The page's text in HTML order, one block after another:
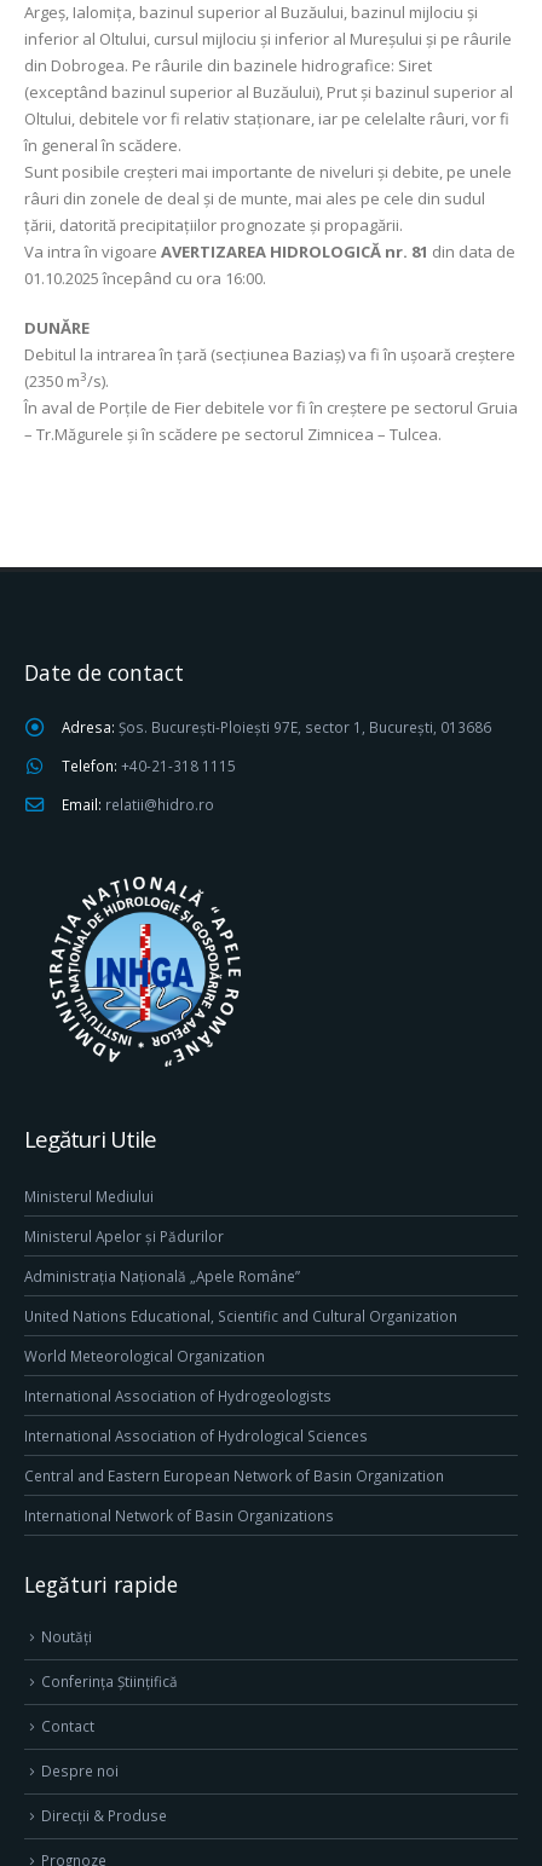
Argeș, Ialomița, bazinul superior al Buzăului, bazinul mijlociu și
inferior al Oltului, cursul mijlociu și inferior al Mureșului și pe râurile
din Dobrogea. Pe râurile din bazinele hidrografice: Siret
(exceptând bazinul superior al Buzăului), Prut și bazinul superior al
Oltului, debitele vor fi relativ staționare, iar pe celelalte râuri, vor fi
în general în scădere.
Sunt posibile creșteri mai importante de niveluri şi debite, pe unele
râuri din zonele de deal și de munte, mai ales pe cele din sudul
țării, datorită precipitațiilor prognozate și propagării.
Va intra în vigoare AVERTIZAREA HIDROLOGICĂ nr. 81 din data de
01.10.2025 începând cu ora 16:00.
DUNĂRE
Debitul la intrarea în țară (secțiunea Baziaș) va fi în uşoară creștere
(2350 m3/s).
În aval de Porțile de Fier debitele vor fi în creștere pe sectorul Gruia
– Tr.Măgurele și în scădere pe sectorul Zimnicea – Tulcea.
Date de contact
Adresa: Șos. București-Ploiești 97E, sector 1, București, 013686
Telefon: +40-21-318 1115
Email: relatii@hidro.ro
Legături Utile
Ministerul Mediului
Ministerul Apelor și Pădurilor
Administrația Națională „Apele Române”
United Nations Educational, Scientific and Cultural Organization
World Meteorological Organization
International Association of Hydrogeologists
International Association of Hydrological Sciences
Central and Eastern European Network of Basin Organization
International Network of Basin Organizations
Legături rapide
Noutăți
Conferința Științifică
Contact
Despre noi
Direcţii & Produse
Prognoze